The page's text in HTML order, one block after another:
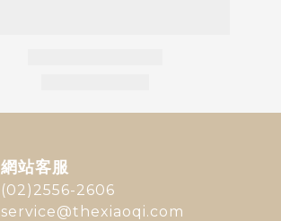
網站客服
(02)2556-2606
service@thexiaoqi.com